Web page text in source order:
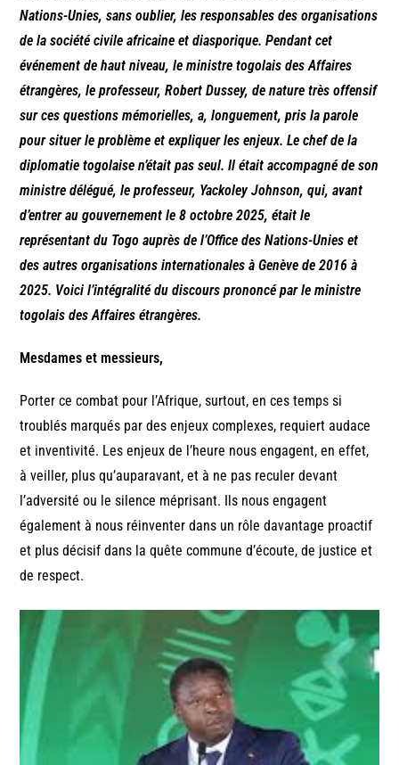
Nations-Unies, sans oublier, les responsables des organisations
de la société civile africaine et diasporique. Pendant cet
événement de haut niveau, le ministre togolais des Affaires
étrangères, le professeur, Robert Dussey, de nature très offensif
sur ces questions mémorielles, a, longuement, pris la parole
pour situer le problème et expliquer les enjeux. Le chef de la
diplomatie togolaise n’était pas seul. Il était accompagné de son
ministre délégué, le professeur, Yackoley Johnson, qui, avant
d’entrer au gouvernement le 8 octobre 2025, était le
représentant du Togo auprès de l’Office des Nations-Unies et
des autres organisations internationales à Genève de 2016 à
2025. Voici l’intégralité du discours prononcé par le ministre
togolais des Affaires étrangères.
Mesdames et messieurs,
Porter ce combat pour l’Afrique, surtout, en ces temps si
troublés marqués par des enjeux complexes, requiert audace
et inventivité. Les enjeux de l’heure nous engagent, en effet,
à veiller, plus qu’auparavant, et à ne pas reculer devant
l’adversité ou le silence méprisant. Ils nous engagent
également à nous réinventer dans un rôle davantage proactif
et plus décisif dans la quête commune d’écoute, de justice et
de respect.